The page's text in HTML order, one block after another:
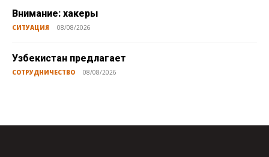
Внимание: хакеры
СИТУАЦИЯ 08/08/2026
Узбекистан предлагает
СОТРУДНИЧЕСТВО 08/08/2026